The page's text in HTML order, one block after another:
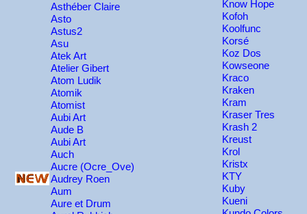
Know Hope
Kofoh
Koolfunc
Korsé
Koz Dos
Kowseone
Kraco
Kraken
Kram
Kraser Tres
Krash 2
Kreust
Krol
Kristx
KTY
Kuby
Kueni
Asthéber Claire
Asto
Astus2
Asu
Atek Art
Atelier Gibert
Atom Ludik
Atomik
Atomist
Aubi Art
Aude B
Aubi Art
Auch
Aucre (Ocre_Ove)
Audrey Roen
Aum
Aure et Drum